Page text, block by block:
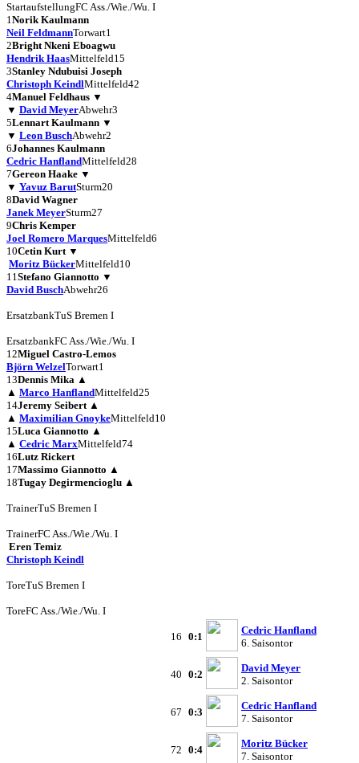
StartaufstellungFC Ass./Wie./Wu. I
1Norik Kaulmann
Neil FeldmannTorwart1
2Bright Nkeni Eboagwu
Hendrik HaasMittelfeld15
3Stanley Ndubuisi Joseph
Christoph KeindlMittelfeld42
4Manuel Feldhaus ▼
▼ David MeyerAbwehr3
5Lennart Kaulmann ▼
▼ Leon BuschAbwehr2
6Johannes Kaulmann
Cedric HanflandMittelfeld28
7Gereon Haake ▼
▼ Yavuz BarutSturm20
8David Wagner
Janek MeyerSturm27
9Chris Kemper
Joel Romero MarquesMittelfeld6
10Cetin Kurt ▼
Moritz BückerMittelfeld10
11Stefano Giannotto ▼
David BuschAbwehr26
ErsatzbankTuS Bremen I
ErsatzbankFC Ass./Wie./Wu. I
12Miguel Castro-Lemos
Björn WelzelTorwart1
13Dennis Mika ▲
▲ Marco HanflandMittelfeld25
14Jeremy Seibert ▲
▲ Maximilian GnoykeMittelfeld10
15Luca Giannotto ▲
▲ Cedric MarxMittelfeld74
16Lutz Rickert
17Massimo Giannotto ▲
18Tugay Degirmencioglu ▲
TrainerTuS Bremen I
TrainerFC Ass./Wie./Wu. I
Eren Temiz
Christoph Keindl
ToreTuS Bremen I
ToreFC Ass./Wie./Wu. I
16 0:1
Cedric Hanfland
6. Saisontor
40 0:2
David Meyer
2. Saisontor
67 0:3
Cedric Hanfland
7. Saisontor
72 0:4
Moritz Bücker
7. Saisontor